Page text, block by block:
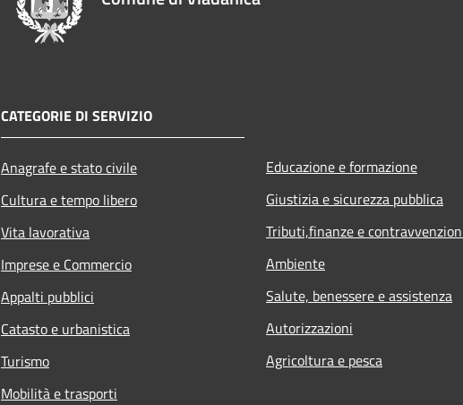
CATEGORIE DI SERVIZIO
Anagrafe e stato civile
Cultura e tempo libero
Vita lavorativa
Imprese e Commercio
Appalti pubblici
Catasto e urbanistica
Turismo
Mobilità e trasporti
Educazione e formazione
Giustizia e sicurezza pubblica
Tributi,finanze e
Ambiente
Salute, benessere e assistenza
Autorizzazioni
Agricoltura e pesca